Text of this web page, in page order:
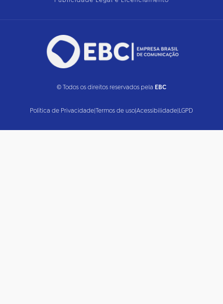
© Todos os direitos reservados pela EBC
Política de Privacidade|Termos de uso|Acessibilidade|LGPD